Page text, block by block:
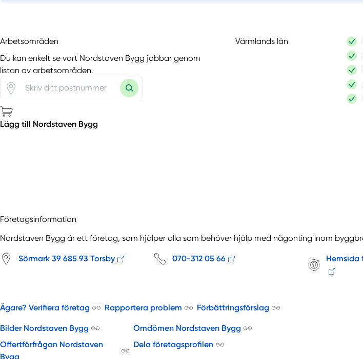
Arbetsområden
Du kan enkelt se vart Nordstaven Bygg jobbar genom
listan av arbetsområden.
Lägg till Nordstaven Bygg
Värmlands län
Företagsinformation
Nordstaven Bygg är ett företag, som hjälper alla som behöver hjälp med någonting inom
Sörmark 39 685 93 Torsby 070-312 05 66 Hemsida
Ägare? Verifiera företag Rapportera problem Förbättringsförslag
Bilder Nordstaven Bygg
Omdömen Nordstaven Bygg
Offertförfrågan Nordstaven
Bygg
Dela företagsprofilen